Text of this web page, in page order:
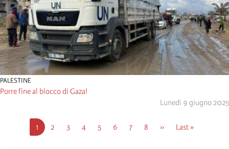
PALESTINE
Porre fine al blocco di Gaza!
Lunedi 9 giugno 2025
Current
page
1 Pagina
2 Pagina
3 Pagina
4 Pagina
5 Pagina
6 Pagina
7 Pagina
8
Next
››
Last
Last »